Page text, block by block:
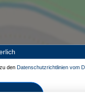
den Datenschutzrichtlinien vom